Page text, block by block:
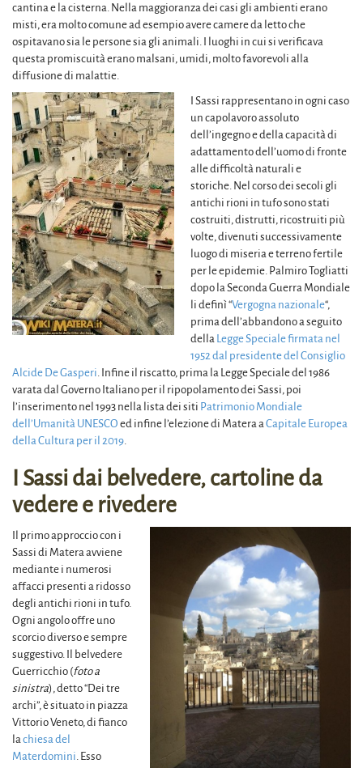
cantina e la cisterna. Nella maggioranza dei casi gli ambienti erano
misti, era molto comune ad esempio avere camere da letto che
ospitavano sia le persone sia gli animali. I luoghi in cui si verificava
questa promiscuità erano malsani, umidi, molto favorevoli alla
diffusione di malattie.
I Sassi rappresentano in ogni caso
un capolavoro assoluto
dell’ingegno e della capacità di
adattamento dell’uomo di fronte
alle difficoltà naturali e
storiche. Nel corso dei secoli gli
antichi rioni in tufo sono stati
costruiti, distrutti, ricostruiti più
volte, divenuti successivamente
luogo di miseria e terreno fertile
per le epidemie. Palmiro Togliatti
dopo la Seconda Guerra Mondiale
li definì “Vergogna nazionale“,
prima dell’abbandono a seguito
della Legge Speciale firmata nel
1952 dal presidente del Consiglio
Alcide De Gasperi . Infine il riscatto, prima la Legge Speciale del 1986
varata dal Governo Italiano per il ripopolamento dei Sassi, poi
l’inserimento nel 1993 nella lista dei siti Patrimonio Mondiale
dell’Umanità UNESCO ed infine l’elezione di Matera a Capitale Europea
della Cultura per il 2019
I Sassi dai belvedere, cartoline da
vedere e rivedere
Il primo approccio con i
Sassi di Matera avviene
mediante i numerosi
affacci presenti a ridosso
degli antichi rioni in tufo.
Ogni angolo offre uno
scorcio diverso e sempre
suggestivo. Il belvedere
Guerricchio (foto a
sinistra), detto “Dei tre
archi”, è situato in piazza
Vittorio Veneto, di fianco
la chiesa del
Materdomini . Esso